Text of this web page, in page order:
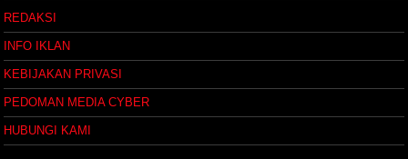
REDAKSI
INFO IKLAN
KEBIJAKAN PRIVASI
PEDOMAN MEDIA CYBER
HUBUNGI KAMI